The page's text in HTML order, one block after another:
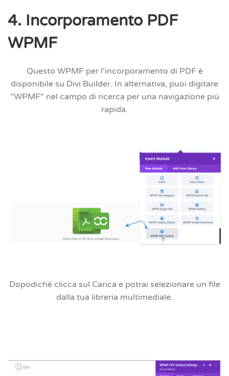
4. Incorporamento PDF
WPMF
Questo WPMF per l'incorporamento di PDF è
disponibile su Divi Builder. In alternativa, puoi digitare
"WPMF" nel campo di ricerca per una navigazione più
rapida.
Dopodiché clicca sul Carica e potrai selezionare un file
dalla tua libreria multimediale.